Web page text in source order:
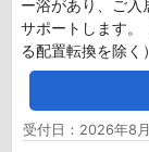
ー浴があり、ご入
サポートします。
る配置転換を除く
受付日：2026年8